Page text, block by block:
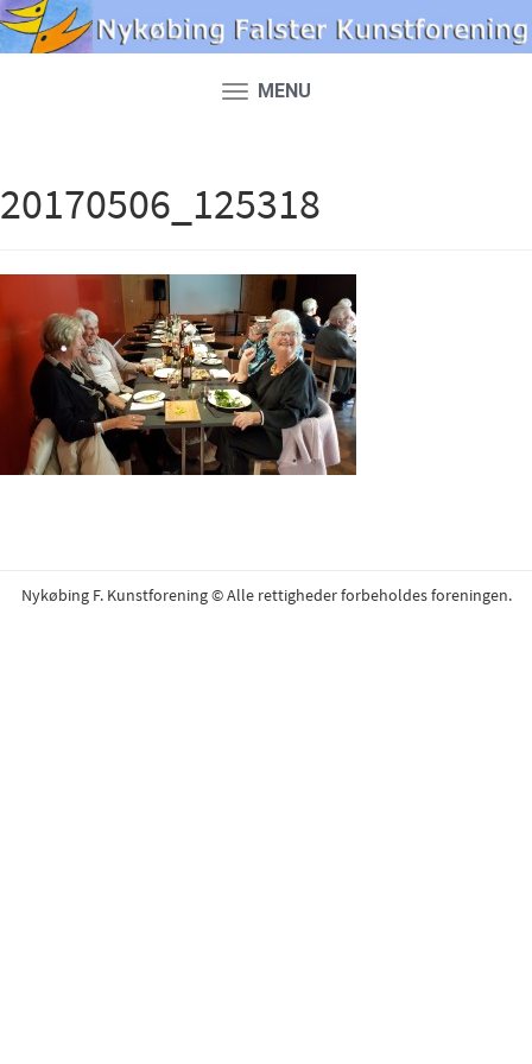
Toggle
MENU
20170506_125318
Nykøbing F. Kunstforening © Alle rettigheder forbeholdes foreningen.